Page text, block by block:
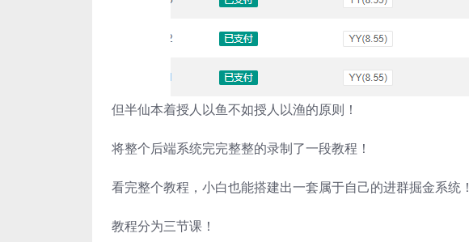
但半仙本着授人以鱼不如授人以渔的原则！
将整个后端系统完完整整的录制了一段教程！
看完整个教程，小白也能搭建出一套属于自己的进群掘金系统！
教程分为三节课！